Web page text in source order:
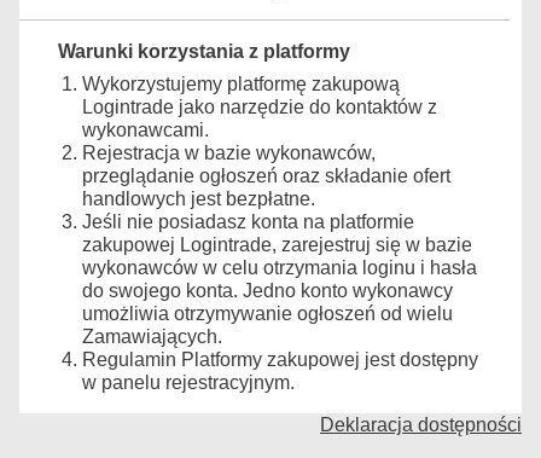
Warunki korzystania z platformy
Wykorzystujemy platformę zakupową
Logintrade jako narzędzie do kontaktów z
wykonawcami.
Rejestracja w bazie wykonawców,
przeglądanie ogłoszeń oraz składanie ofert
handlowych jest bezpłatne.
Jeśli nie posiadasz konta na platformie
zakupowej Logintrade, zarejestruj się w bazie
wykonawców w celu otrzymania loginu i hasła
do swojego konta. Jedno konto wykonawcy
umożliwia otrzymywanie ogłoszeń od wielu
Zamawiających.
Regulamin Platformy zakupowej jest dostępny
w panelu rejestracyjnym.
Deklaracja dostępności